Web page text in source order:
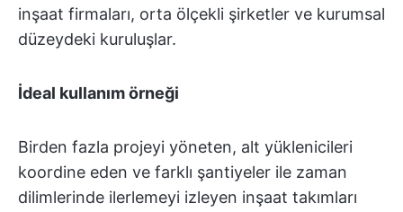
inşaat firmaları, orta ölçekli şirketler ve kurumsal
düzeydeki kuruluşlar.
İdeal kullanım örneği
Birden fazla projeyi yöneten, alt yüklenicileri
koordine eden ve farklı şantiyeler ile zaman
dilimlerinde ilerlemeyi izleyen inşaat takımları